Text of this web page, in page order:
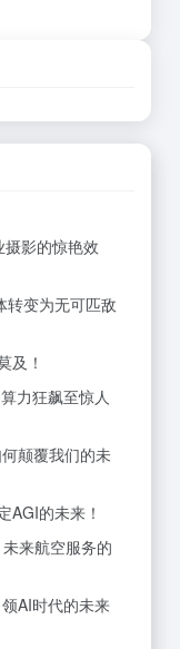
影的惊艳效
转变为无可匹敌
及！
力狂飙至惊人
颠覆我们的未
AGI的未来！
来航空服务的
AI时代的未来